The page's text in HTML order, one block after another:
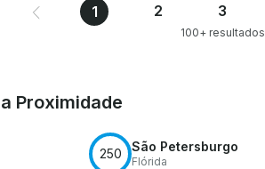
1 2 3
100+ resultados
Proximidade
250 São Petersburgo
Flórida